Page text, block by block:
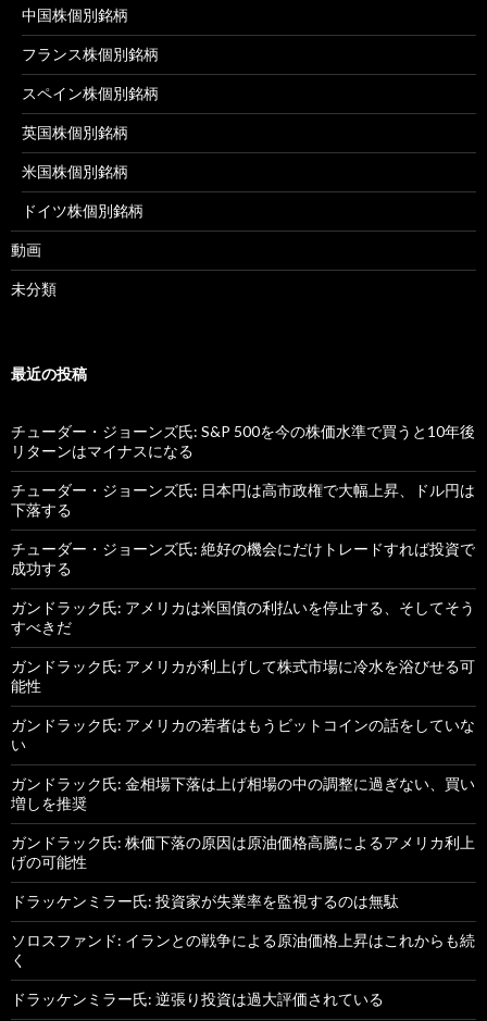
中国株個別銘柄
フランス株個別銘柄
スペイン株個別銘柄
英国株個別銘柄
米国株個別銘柄
ドイツ株個別銘柄
動画
未分類
最近の投稿
チューダー・ジョーンズ氏: S&P 500を今の株価水準で買うと10年後
リターンはマイナスになる
チューダー・ジョーンズ氏: 日本円は高市政権で大幅上昇、ドル円は
下落する
チューダー・ジョーンズ氏: 絶好の機会にだけトレードすれば投資で
成功する
ガンドラック氏: アメリカは米国債の利払いを停止する、そしてそう
すべきだ
ガンドラック氏: アメリカが利上げして株式市場に冷水を浴びせる可
能性
ガンドラック氏: アメリカの若者はもうビットコインの話をしていな
い
ガンドラック氏: 金相場下落は上げ相場の中の調整に過ぎない、買い
増しを推奨
ガンドラック氏: 株価下落の原因は原油価格高騰によるアメリカ利上
げの可能性
ドラッケンミラー氏: 投資家が失業率を監視するのは無駄
ソロスファンド: イランとの戦争による原油価格上昇はこれからも続
く
ドラッケンミラー氏: 逆張り投資は過大評価されている